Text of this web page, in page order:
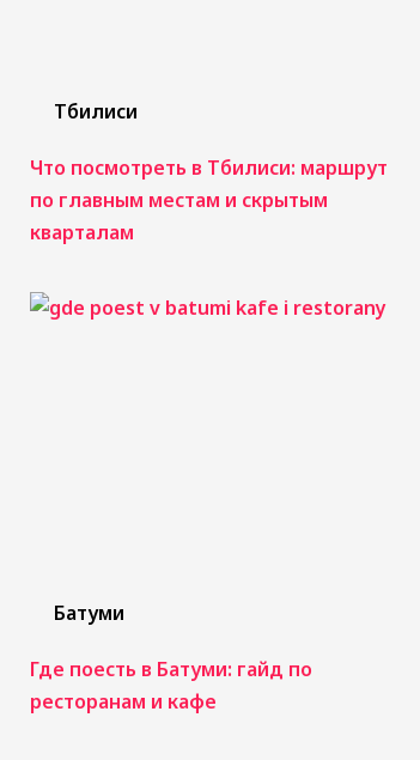
Тбилиси
Что посмотреть в Тбилиси: маршрут
по главным местам и скрытым
кварталам
Батуми
Где поесть в Батуми: гайд по
ресторанам и кафе